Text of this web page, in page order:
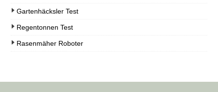
Gartenhäcksler Test
Regentonnen Test
Rasenmäher Roboter